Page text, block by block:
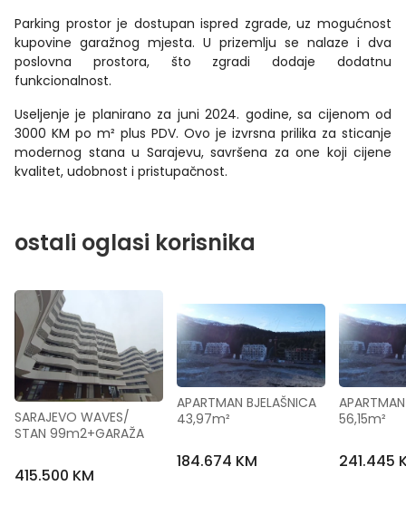
Parking prostor je dostupan ispred zgrade, uz mogućnost
kupovine garažnog mjesta. U prizemlju se nalaze i dva
poslovna prostora, što zgradi dodaje dodatnu
funkcionalnost.
Useljenje je planirano za juni 2024. godine, sa cijenom od
3000 KM po m² plus PDV. Ovo je izvrsna prilika za sticanje
modernog stana u Sarajevu, savršena za one koji cijene
kvalitet, udobnost i pristupačnost.
ostali oglasi korisnika
SARAJEVO WAVES/
STAN 99m2+GARAŽA
415.500 KM
APARTMAN BJELAŠNICA
43,97m²
184.674 KM
56,15m²
241.445